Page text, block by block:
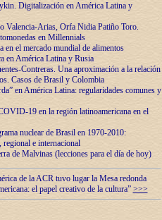
Digitalización en América Latina y
Valencia-Arias, Orfa Nidia Patiño Toro.
en Millennials
el mercado mundial de alimentos
en América Latina y Rusia
Contreras. Una aproximación a la relación
Casos de Brasil y Colombia
en América Latina: regularidades comunes y
19 en la región latinoamericana en el
nuclear de Brasil en 1970-2010:
regional e internacional
de Malvinas (lecciones para el día de hoy)
de la ACR tuvo lugar la Mesa redonda
el papel creativo de la cultura” >>>